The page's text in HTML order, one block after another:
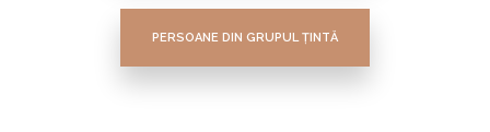
PERSOANE DIN GRUPUL ȚINTĂ